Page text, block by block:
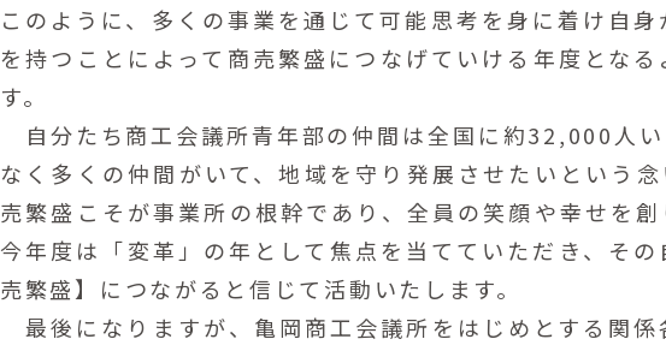
このように、多くの事業を通じて可能思考を身に着け自
を持つことによって商売繁盛につなげていける年度とな
す。
自分たち商工会議所青年部の仲間は全国に約32,000人い
なく多くの仲間がいて、地域を守り発展させたいという
売繁盛こそが事業所の根幹であり、全員の笑顔や幸せを創
今年度は「変革」の年として焦点を当てていただき、そ
売繁盛】につながると信じて活動いたします。
最後になりますが、亀岡商工会議所をはじめとする関係